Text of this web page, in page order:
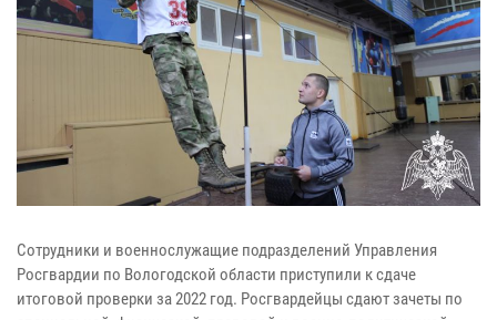
Сотрудники и военнослужащие подразделений Управления
Росгвардии по Вологодской области приступили к сдаче
итоговой проверки за 2022 год. Росгвардейцы сдают зачеты по